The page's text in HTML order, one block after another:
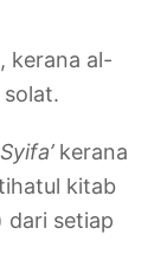
kerana al-
kerana
kitab
dari setiap